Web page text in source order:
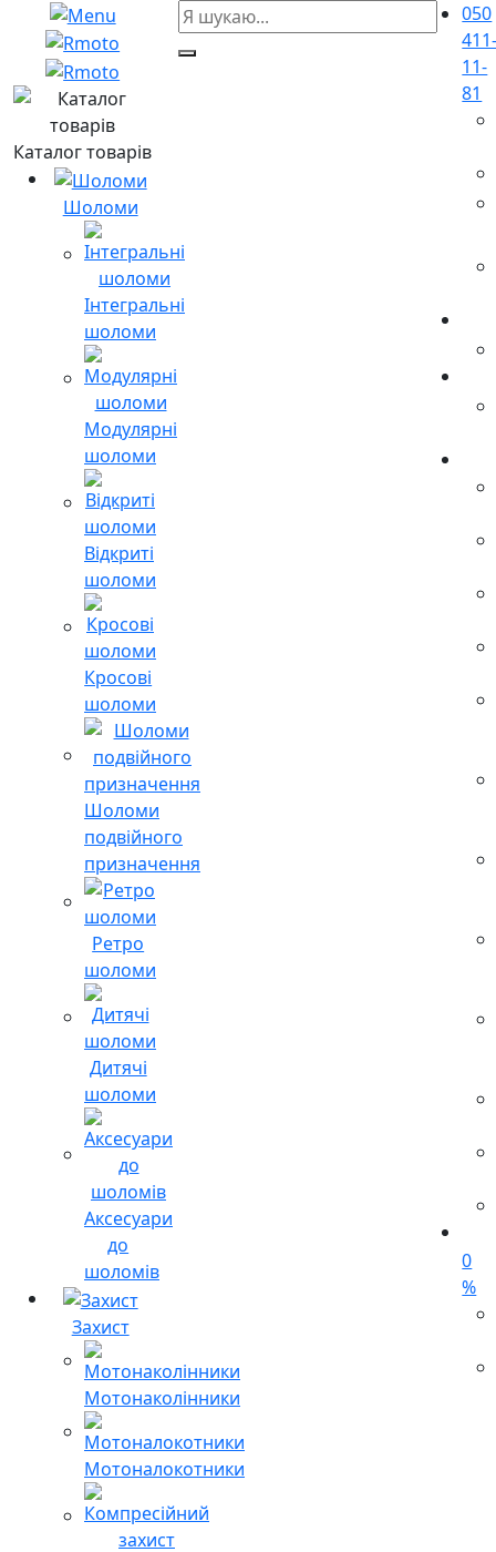
Каталог товарів
Шоломи
Інтегральні
шоломи
Модулярні
шоломи
Відкриті
шоломи
Кросові
шоломи
Шоломи
подвійного
призначення
Ретро
шоломи
Дитячі
шоломи
Аксесуари
до
шоломів
Захист
Мотонаколінники
Мотоналокотники
050
11-
81
0
%